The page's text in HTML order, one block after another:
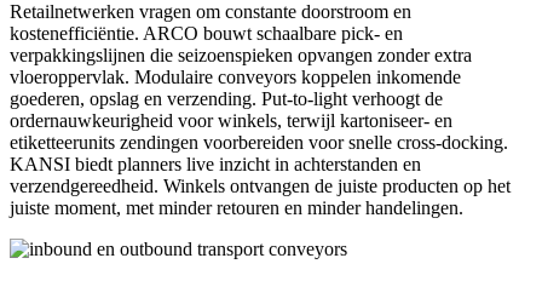
Retailnetwerken vragen om constante doorstroom en
kostenefficiëntie. ARCO bouwt schaalbare pick- en
verpakkingslijnen die seizoenspieken opvangen zonder extra
vloeroppervlak. Modulaire conveyors koppelen inkomende
goederen, opslag en verzending. Put-to-light verhoogt de
ordernauwkeurigheid voor winkels, terwijl kartoniseer- en
etiketteerunits zendingen voorbereiden voor snelle cross-docking.
KANSI biedt planners live inzicht in achterstanden en
verzendgereedheid. Winkels ontvangen de juiste producten op het
juiste moment, met minder retouren en minder handelingen.